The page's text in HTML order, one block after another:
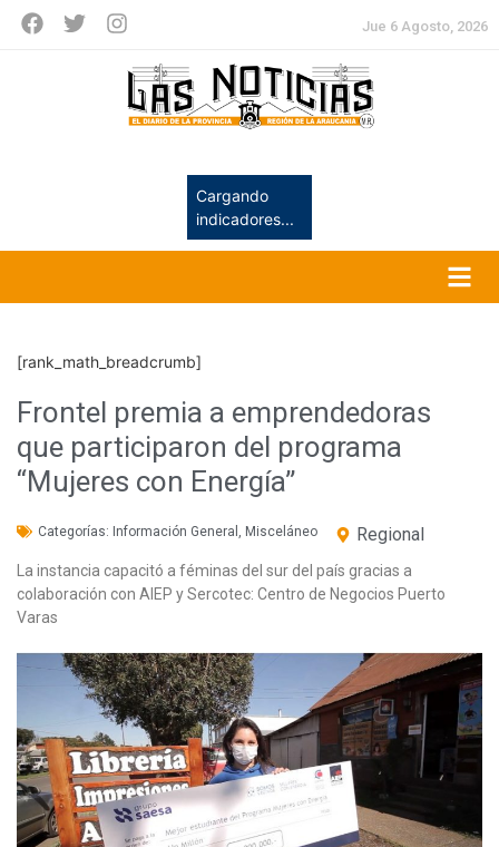
Jue 6 Agosto, 2026
Cargando
indicadores...
[rank_math_breadcrumb]
Frontel premia a emprendedoras
que participaron del programa
“Mujeres con Energía”
Categorías: Información General Misceláneo Regional
La instancia capacitó a féminas del sur del país gracias a
colaboración con AIEP y Sercotec: Centro de Negocios Puerto
Varas